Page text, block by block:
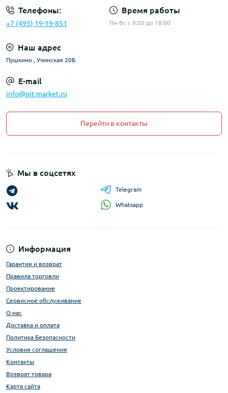
Телефоны:
+7 (495) 19-19-851
Время работы
Пн-Вс с 9:00 до 18:00
Наш адрес
Пушкино , Учинская 20Б
E-mail
info@pit-market.ru
Перейти в контакты
Информация
Гарантия и возврат
Правила торговли
Проектирование
Сервисное обслуживание
О нас
Доставка и оплата
Политика Безопасности
Условия соглашения
Контакты
Возврат товара
Карта сайта
Мы в соцсетях
Telegram
Whatsapp